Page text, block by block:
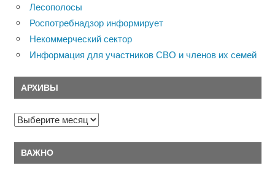
Лесополосы
Роспотребнадзор информирует
Некоммерческий сектор
Информация для участников СВО и членов их семей
АРХИВЫ
Архивы
ВАЖНО